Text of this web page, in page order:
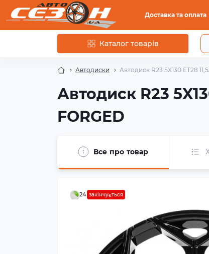
Доставка та оплата
Каталог товарів
Автодиски Автодиск R23 5X130 ET28
Автодиск R23
FORGED
Все про товар
24 закінчується